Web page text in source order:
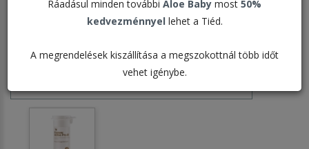
Ráadásul minden további Aloe Baby most 50%
kedvezménnyel lehet a Tiéd.
A megrendelések kiszállítása a megszokottnál több időt
vehet igénybe.